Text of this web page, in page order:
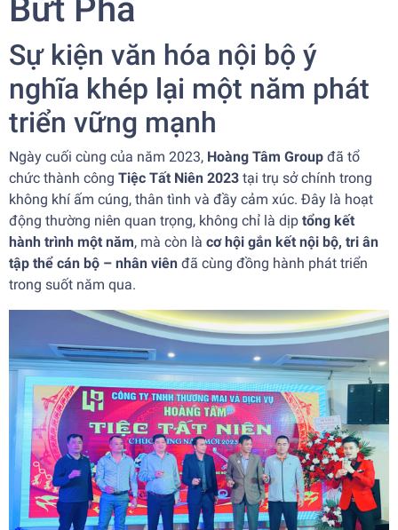
Bứt Phá
Sự kiện văn hóa nội bộ ý
nghĩa khép lại một năm phát
triển vững mạnh
Ngày cuối cùng của năm 2023, Hoàng Tâm Group đã tổ
chức thành công Tiệc Tất Niên 2023 tại trụ sở chính trong
không khí ấm cúng, thân tình và đầy cảm xúc. Đây là hoạt
động thường niên quan trọng, không chỉ là dịp tổng kết
hành trình một năm, mà còn là cơ hội gắn kết nội bộ, tri ân
tập thể cán bộ – nhân viên đã cùng đồng hành phát triển
trong suốt năm qua.